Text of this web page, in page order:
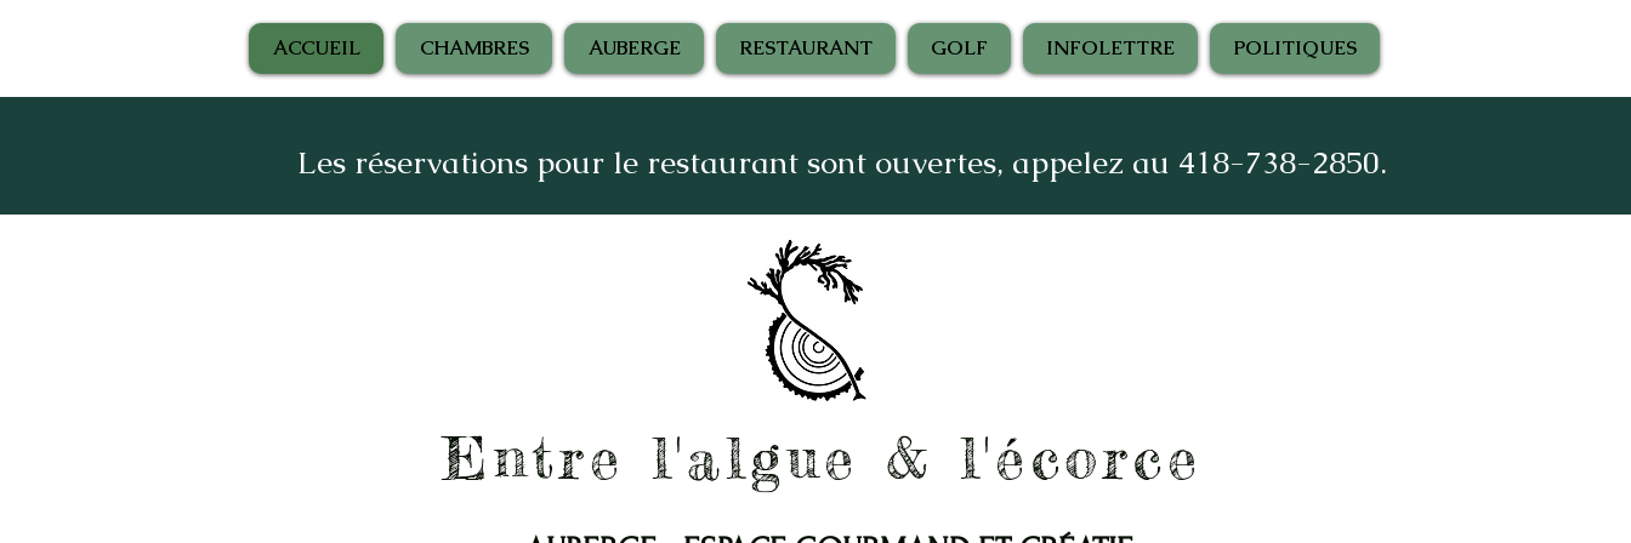
ACCUEIL CHAMBRES AUBERGE RESTAURANT GOLF INFOLETTRE POLITIQUES
Les réservations pour le restaurant sont ouvertes, appelez au 418-738-2850.
Entre l'algue & l'écorce